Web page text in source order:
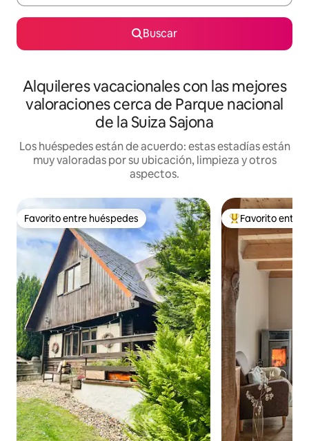
Buscar
Alquileres vacacionales con las mejores
valoraciones cerca de Parque nacional
de la Suiza Sajona
Los huéspedes están de acuerdo: estas estadías están
muy valoradas por su ubicación, limpieza y otros
aspectos.
Favorito entre huéspedes
Favorito entre huéspedes Favorito entre
Favorito entre